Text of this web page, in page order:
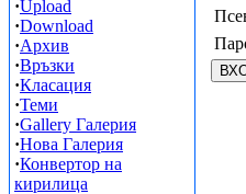
·Upload
·Download
·Архив
·Връзки
·Класация
·Теми
·Gallery Галерия
·Нова Галерия
·Конвертор на
кирилица